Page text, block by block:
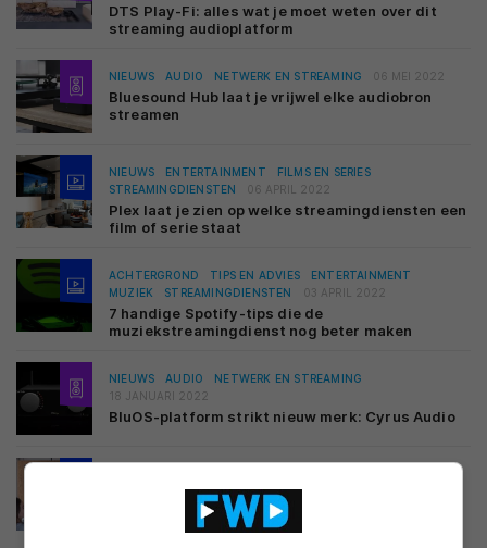
DTS Play-Fi: alles wat je moet weten over dit
streaming audioplatform
NIEUWS AUDIO NETWERK EN STREAMING 06 MEI 2022
Bluesound Hub laat je vrijwel elke audiobron
streamen
NIEUWS ENTERTAINMENT
FILMS EN SERIES
STREAMINGDIENSTEN
06 APRIL 2022
Plex laat je zien op welke streamingdiensten een
film of serie staat
ACHTERGROND TIPS EN ADVIES
ENTERTAINMENT
MUZIEK
STREAMINGDIENSTEN 03 APRIL 2022
7 handige Spotify-tips die de
muziekstreamingdienst nog beter maken
NIEUWS AUDIO
NETWERK EN STREAMING
18 JANUARI 2022
BluOS-platform strikt nieuw merk: Cyrus Audio
10 DECEMBER 2021
VRT komt met tv-app voor zijn streamingdienst